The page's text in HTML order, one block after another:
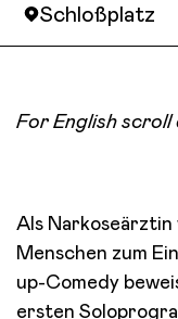
Schloßplatz
For English scroll
Als Narkoseärztin
Menschen zum
up-Comedy
ersten